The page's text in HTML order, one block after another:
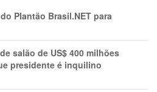
Plantão Brasil.NET para
salão de US$ 400 milhões
presidente é inquilino